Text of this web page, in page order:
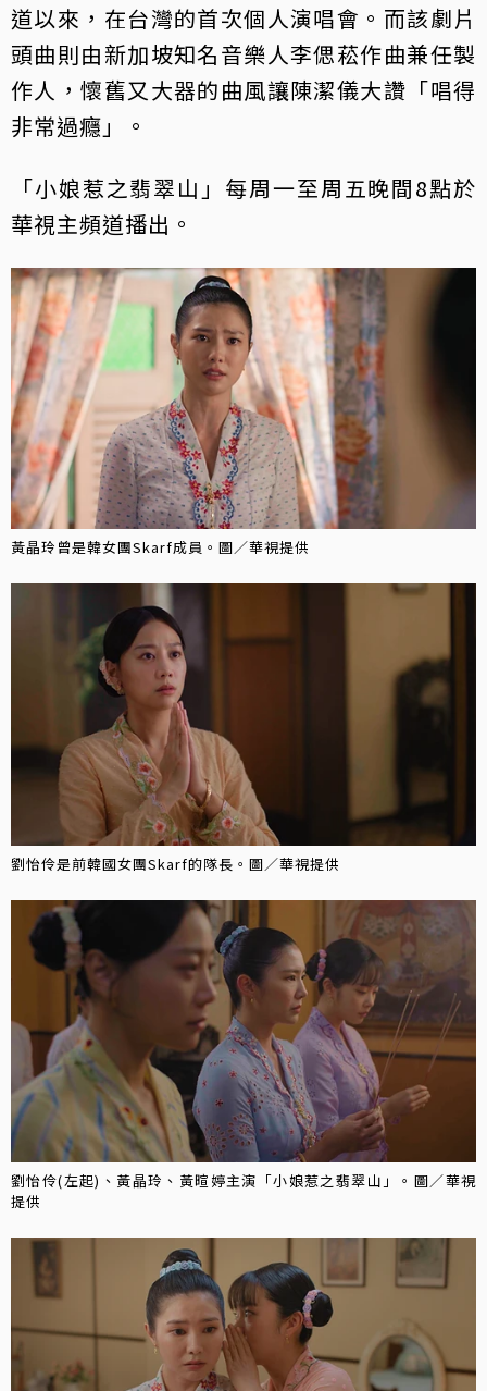
道以來，在台灣的首次個人演唱會。而該劇片
頭曲則由新加坡知名音樂人李偲菘作曲兼任製
作人，懷舊又大器的曲風讓陳潔儀大讚「唱得
非常過癮」。
「小娘惹之翡翠山」每周一至周五晚間8點於
華視主頻道播出。
黃晶玲曾是韓女團Skarf成員。圖／華視提供
劉怡伶是前韓國女團Skarf的隊長。圖／華視提供
劉怡伶(左起)、黃晶玲、黃暄婷主演「小娘惹之翡翠山」。圖／華視
提供